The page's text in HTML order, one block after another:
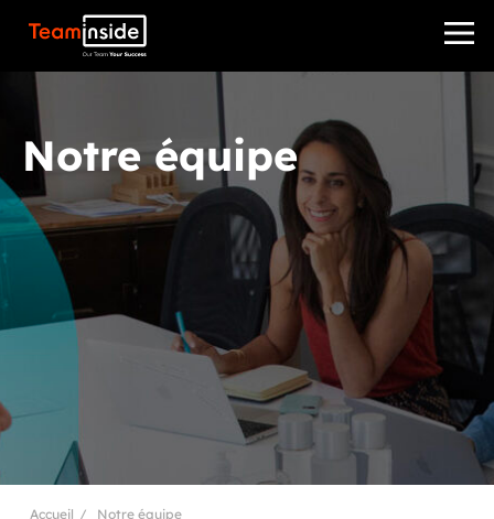
Teaminside
Notre équipe
Accueil Notre équipe